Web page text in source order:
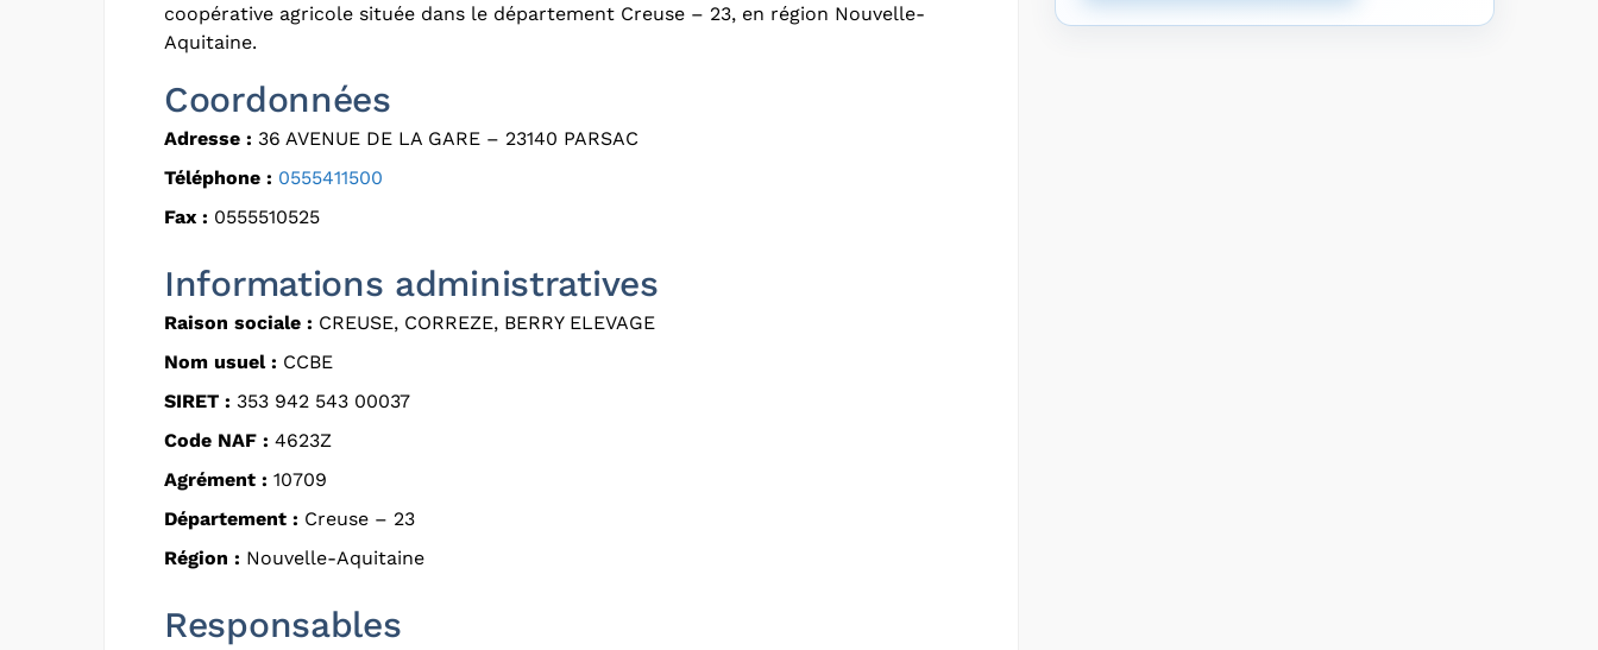
coopérative agricole située dans le département Creuse – 23, en région Nouvelle-
Aquitaine.
Coordonnées
Adresse : 36 AVENUE DE LA GARE – 23140 PARSAC
Téléphone : 0555411500
Fax : 0555510525
Informations administratives
Raison sociale : CREUSE, CORREZE, BERRY ELEVAGE
Nom usuel : CCBE
SIRET : 353 942 543 00037
Code NAF : 4623Z
Agrément : 10709
Département : Creuse – 23
Région : Nouvelle-Aquitaine
Responsables